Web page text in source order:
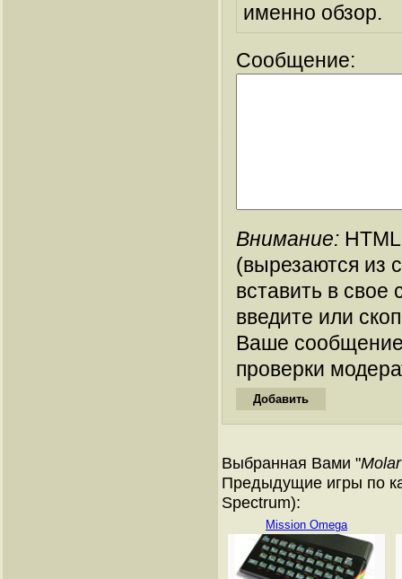
именно обзор.
Сообщение:
Внимание:
(вырезаются из
вставить в
введите или
Ваше
проверки
Выбранная Вами "
Предыдущие игры по
Spectrum):
Mission Omega